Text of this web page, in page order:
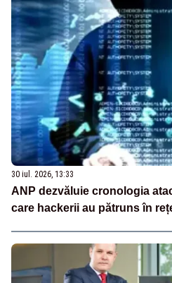
30 iul. 2026, 13:33
ANP dezvăluie cronologia
care hackerii au pătruns în